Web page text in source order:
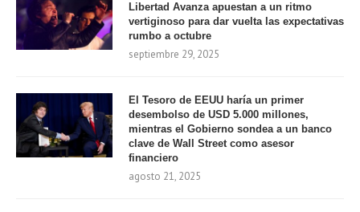
Libertad Avanza apuestan a un ritmo
vertiginoso para dar vuelta las expectativas
rumbo a octubre
septiembre 29, 2025
El Tesoro de EEUU haría un primer
desembolso de USD 5.000 millones,
mientras el Gobierno sondea a un banco
clave de Wall Street como asesor
financiero
agosto 21, 2025